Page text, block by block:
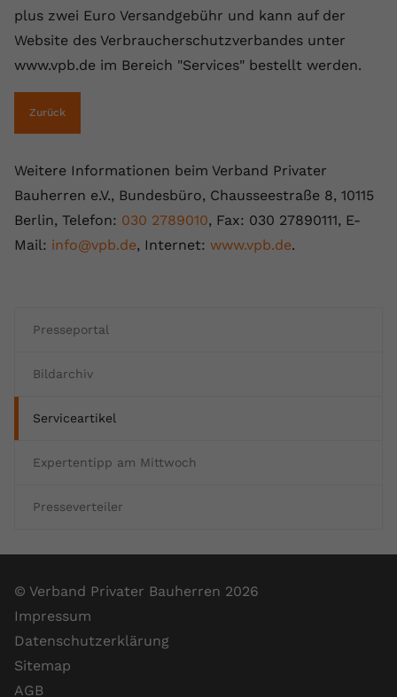
Presseportal
Bildarchiv
Serviceartikel
Expertentipp am Mittwoch
Presseverteiler
plus zwei Euro Versandgebühr und kann auf der
Website des Verbraucherschutzverbandes unter
www.vpb.de im Bereich "Services" bestellt werden.
Zurück
Weitere Informationen beim Verband Privater
Bauherren e.V., Bundesbüro, Chausseestraße 8, 10115
Berlin, Telefon: 030 2789010, Fax: 030 27890111, E-
Mail: info@vpb.de, Internet: www.vpb.de.
© Verband Privater Bauherren 2026
Impressum
Datenschutzerklärung
Sitemap
AGB
Anbieter Youtube.com
Laufzeit
Zweck
Videopräferenzen des Nutzers zu
Videos verwendet.